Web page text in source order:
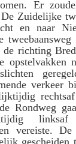
Er
Zuidelijke
en naar
de richting
opstelvakken
verkeer
Rondweg
linksaf
vereiste.